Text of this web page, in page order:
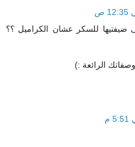
ضيفتيها للسكر عشان الكراميل ؟؟
الرائعة :)